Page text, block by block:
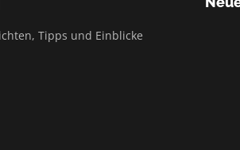
Tipps und Einblicke